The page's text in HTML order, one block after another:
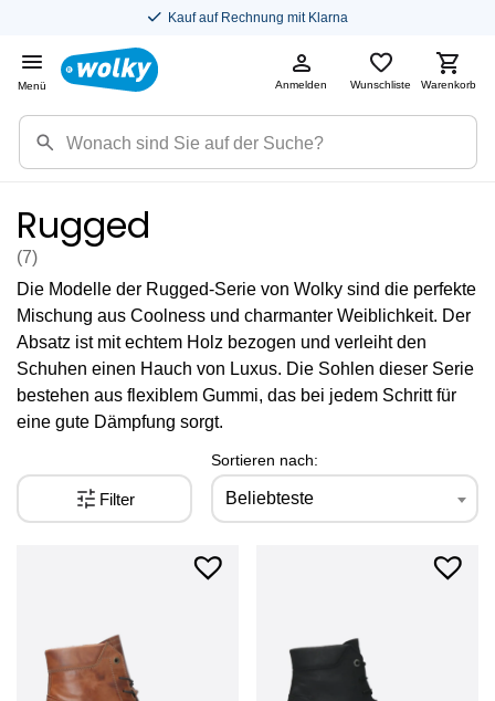
Kauf auf Rechnung mit Klarna
Menü Anmelden Wunschliste Warenkorb
Rugged
(7)
Die Modelle der Rugged-Serie von Wolky sind die perfekte
Mischung aus Coolness und charmanter Weiblichkeit. Der
Absatz ist mit echtem Holz bezogen und verleiht den
Schuhen einen Hauch von Luxus. Die Sohlen dieser Serie
bestehen aus flexiblem Gummi, das bei jedem Schritt für
eine gute Dämpfung sorgt.
Sortieren nach:
Beliebteste
Filter